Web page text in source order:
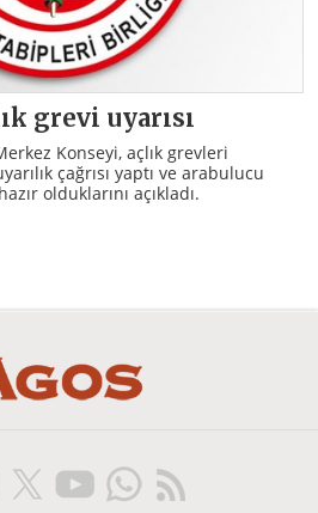
grevi uyarısı
Konseyi, açlık grevleri
çağrısı yaptı ve arabulucu
olduklarını açıkladı.